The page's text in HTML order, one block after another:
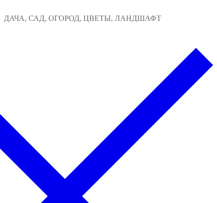
к
ДАЧА, САД, ОГОРОД, ЦВЕТЫ, ЛАНДШАФТ